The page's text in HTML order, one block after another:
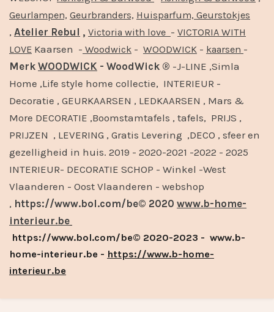
Geurlampen, Geurbranders, Huisparfum, Geurstokjes
, Atelier Rebul , Victoria with love - VICTORIA WITH
LOVE Kaarsen - Woodwick - WOODWICK - kaarsen -
Merk WOODWICK - WoodWick ® -J-LINE ,Simla
Home ,Life style home collectie, INTERIEUR -
Decoratie , GEURKAARSEN , LEDKAARSEN , Mars &
More DECORATIE ,Boomstamtafels , tafels, PRIJS ,
PRIJZEN , LEVERING , Gratis Levering ,DECO , sfeer en
gezelligheid in huis. 2019 - 2020-2021 -2022 - 2025
INTERIEUR- DECORATIE SCHOP - Winkel -West
Vlaanderen - Oost Vlaanderen - webshop
, https://www.bol.com/be© 2020 www.b-home-
interieur.be
https://www.bol.com/be© 2020-2023 - www.b-
home-interieur.be - https://www.b-home-
interieur.be